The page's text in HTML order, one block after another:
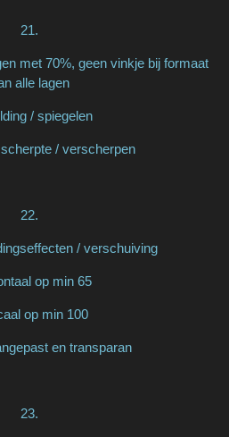
21.
met 70%, geen vinkje bij formaat
alle lagen
/ spiegelen
/ verscherpen
22.
/ verschuiving
op min 65
op min 100
en transparan
23.